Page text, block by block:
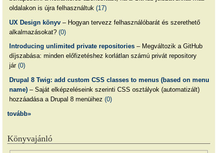
oldalakon is újra felhasználtuk (17)
UX Design könyv– Hogyan tervezz felhasználóbarát és szerethető
alkalmazásokat? (0)
Introducing unlimited private repositories– Megváltozik a GitHub
díjszabása: minden előfizetéshez korlátlan számú privát repository
jár (0)
Drupal 8 Twig: add custom CSS classes to menus (based on menu
name)– Saját elképzeléseink szerinti CSS osztályok (automatizált)
hozzáadása a Drupal 8 menüihez (0)
tovább»
Könyvajánló